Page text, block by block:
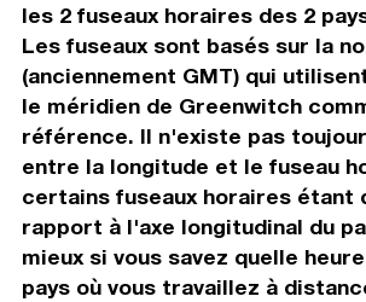
les 2 fuseaux horaires des 2
Les fuseaux sont basés sur la
(anciennement GMT) qui
le méridien de Greenwitch
référence. Il n'existe pas
entre la longitude et le fuseau
certains fuseaux horaires étant
rapport à l'axe longitudinal du
mieux si vous savez quelle
pays où vous travaillez à